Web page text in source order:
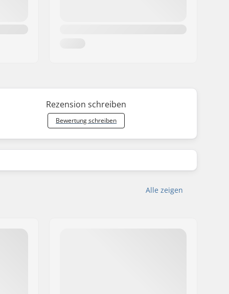
Rezension schreiben
Bewertung schreiben
Alle zeigen